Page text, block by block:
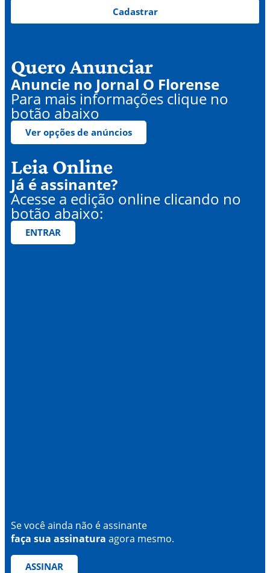
Cadastrar
Quero Anunciar
Anuncie no Jornal O Florense
Para mais informações clique no
botão abaixo
Ver opções de anúncios
Leia Online
Já é assinante?
Acesse a edição online clicando no
botão abaixo:
ENTRAR
Se você ainda não é assinante
faça sua assinatura agora mesmo.
ASSINAR